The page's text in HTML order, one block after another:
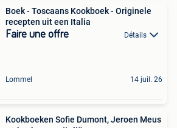
Boek - Toscaans Kookboek - Originele
recepten uit een Italia
Faire une offre Détails
Lommel 14 juil. 26
Kookboeken Sofie Dumont, Jeroen Meus